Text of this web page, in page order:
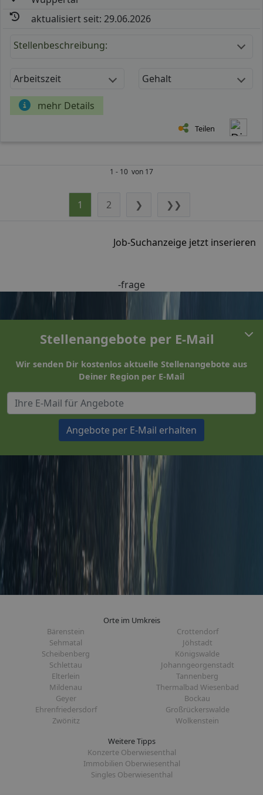
aktualisiert seit: 29.06.2026
Stellenbeschreibung:
Arbeitszeit Gehalt
mehr Details
Teilen
1 - 10 von 17
1 2 ❯ ❯❯
Job-Suchanzeige jetzt inserieren
-frage
Stellenangebote per E-Mail
Wir senden Dir kostenlos aktuelle Stellenangebote aus
Deiner Region per E-Mail
Angebote per E-Mail erhalten
Orte im Umkreis
Bärenstein
Crottendorf
Sehmatal
Jöhstadt
Scheibenberg
Königswalde
Schlettau
Johanngeorgenstadt
Elterlein
Tannenberg
Mildenau
Thermalbad Wiesenbad
Geyer
Bockau
Ehrenfriedersdorf
Großrückerswalde
Zwönitz
Wolkenstein
Weitere Tipps
Konzerte Oberwiesenthal
Immobilien Oberwiesenthal
Singles Oberwiesenthal